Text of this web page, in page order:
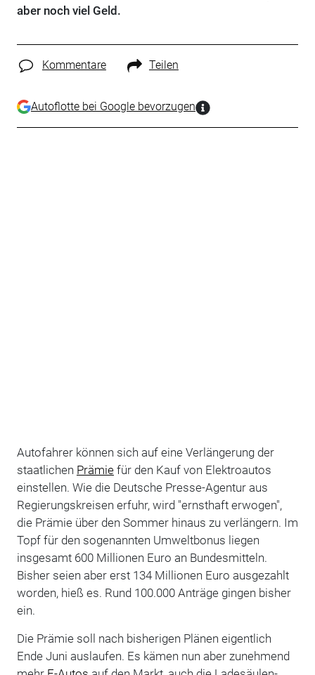
aber noch viel Geld.
Kommentare Teilen
Autoflotte bei Google bevorzugen
Autofahrer können sich auf eine Verlängerung der
staatlichen Prämiefür den Kauf von Elektroautos
einstellen. Wie die Deutsche Presse-Agentur aus
Regierungskreisen erfuhr, wird "ernsthaft erwogen",
die Prämie über den Sommer hinaus zu verlängern. Im
Topf für den sogenannten Umweltbonus liegen
insgesamt 600 Millionen Euro an Bundesmitteln.
Bisher seien aber erst 134 Millionen Euro ausgezahlt
worden, hieß es. Rund 100.000 Anträge gingen bisher
ein.
Die Prämie soll nach bisherigen Plänen eigentlich
Ende Juni auslaufen. Es kämen nun aber zunehmend